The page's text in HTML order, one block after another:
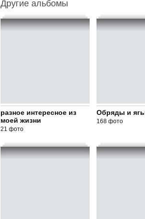
Другие альбомы
разное интересное из
моей жизни
21 фото
Обряды и
168 фото